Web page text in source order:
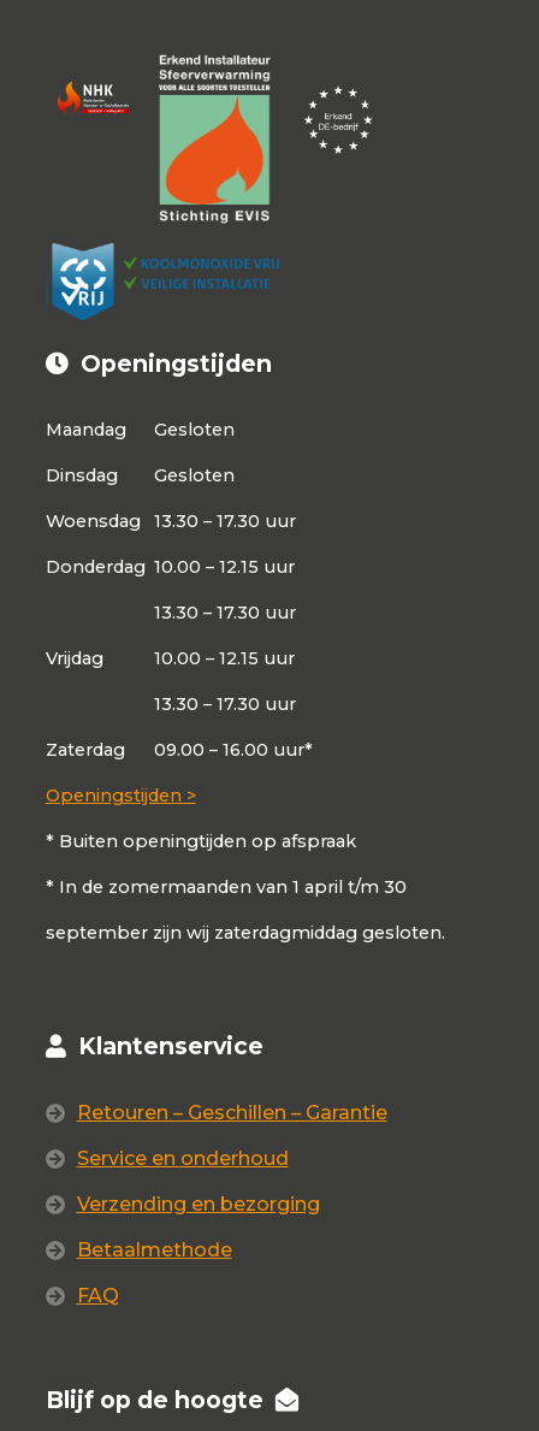
Openingstijden
Maandag Gesloten
Dinsdag Gesloten
Woensdag 13.30 – 17.30 uur
Donderdag 10.00 – 12.15 uur
13.30 – 17.30 uur
Vrijdag 10.00 – 12.15 uur
13.30 – 17.30 uur
Zaterdag 09.00 – 16.00 uur*
Openingstijden >
* Buiten openingtijden op afspraak
* In de zomermaanden van 1 april t/m 30
september zijn wij zaterdagmiddag gesloten.
Klantenservice
Retouren – Geschillen – Garantie
Service en onderhoud
Verzending en bezorging
Betaalmethode
FAQ
Blijf op de hoogte